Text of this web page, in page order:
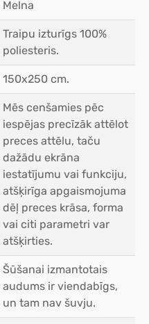
Melna
Traipu izturīgs 100%
poliesteris.
150x250 cm.
Mēs cenšamies pēc
iespējas precīzāk attēlot
preces attēlu, taču
dažādu ekrāna
iestatījumu vai funkciju,
atšķirīga apgaismojuma
dēļ preces krāsa, forma
vai citi parametri var
atšķirties.
Šūšanai izmantotais
audums ir viendabīgs,
un tam nav šuvju.